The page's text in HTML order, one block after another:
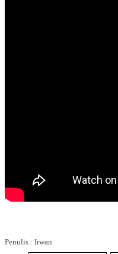
Penulis : Irwan